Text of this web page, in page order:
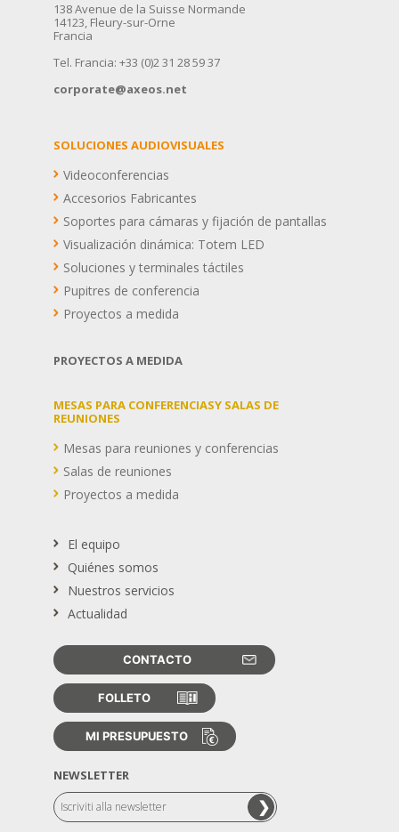
138 Avenue de la Suisse Normande
14123, Fleury-sur-Orne
Francia
Tel. Francia: +33 (0)2 31 28 59 37
corporate@axeos.net
SOLUCIONES AUDIOVISUALES
Videoconferencias
Accesorios Fabricantes
Soportes para cámaras y fijación de pantallas
Visualización dinámica: Totem LED
Soluciones y terminales táctiles
Pupitres de conferencia
Proyectos a medida
PROYECTOS A MEDIDA
MESAS PARA CONFERENCIASY SALAS DE
REUNIONES
Mesas para reuniones y conferencias
Salas de reuniones
Proyectos a medida
NEWSLETTER
El equipo
Quiénes somos
Nuestros servicios
Actualidad
CONTACTO
FOLLETO
MI PRESUPUESTO